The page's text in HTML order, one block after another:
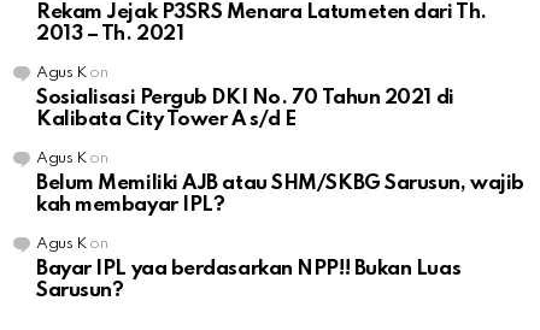
Rekam Jejak P3SRS Menara Latumeten dari Th.
2013 – Th. 2021
Agus Kon
Sosialisasi Pergub DKI No. 70 Tahun 2021 di
Kalibata City Tower A s/d E
Agus Kon
Belum Memiliki AJB atau SHM/SKBG Sarusun, wajib
kah membayar IPL?
Agus Kon
Bayar IPL yaa berdasarkan NPP!! Bukan Luas
Sarusun?